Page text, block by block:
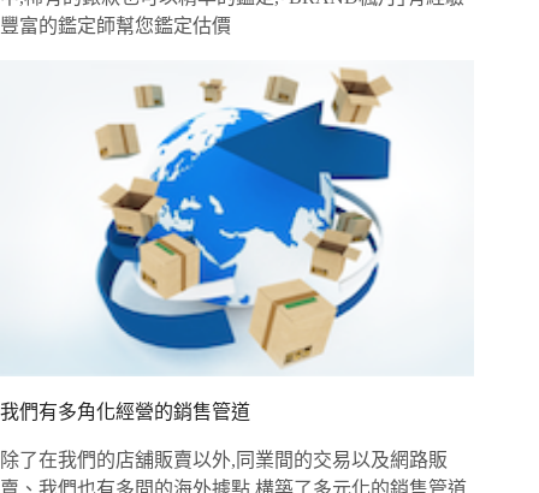
豐富的鑑定師幫您鑑定估價
我們有多角化經營的銷售管道
除了在我們的店舖販賣以外,同業間的交易以及網路販